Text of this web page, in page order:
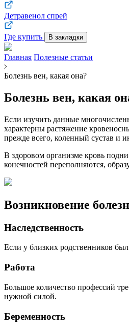
Детравенол спрей
Где купить В закладки
Главная Полезные статьи
Болезнь вен, какая она?
Болезнь вен, какая
Если изучить данные
характерны растяжение
прежде всего, коленный сустав и
В здоровом организме кровь
конечностей переполняются,
Возникновение
Наследственность
Если у близких родственников был
Работа
Большое количество профессий
нужной силой.
Беременность